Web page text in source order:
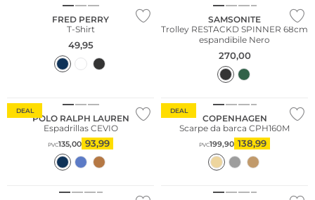
FRED PERRY
T-Shirt
49,95
SAMSONITE
Trolley RESTACKD SPINNER 68cm
espandibile Nero
270,00
DEAL
POLO RALPH LAUREN
Espadrillas CEVIO
PVC135,00 93,99
DEAL
COPENHAGEN
Scarpe da barca CPH160M
PVC199,90 138,99